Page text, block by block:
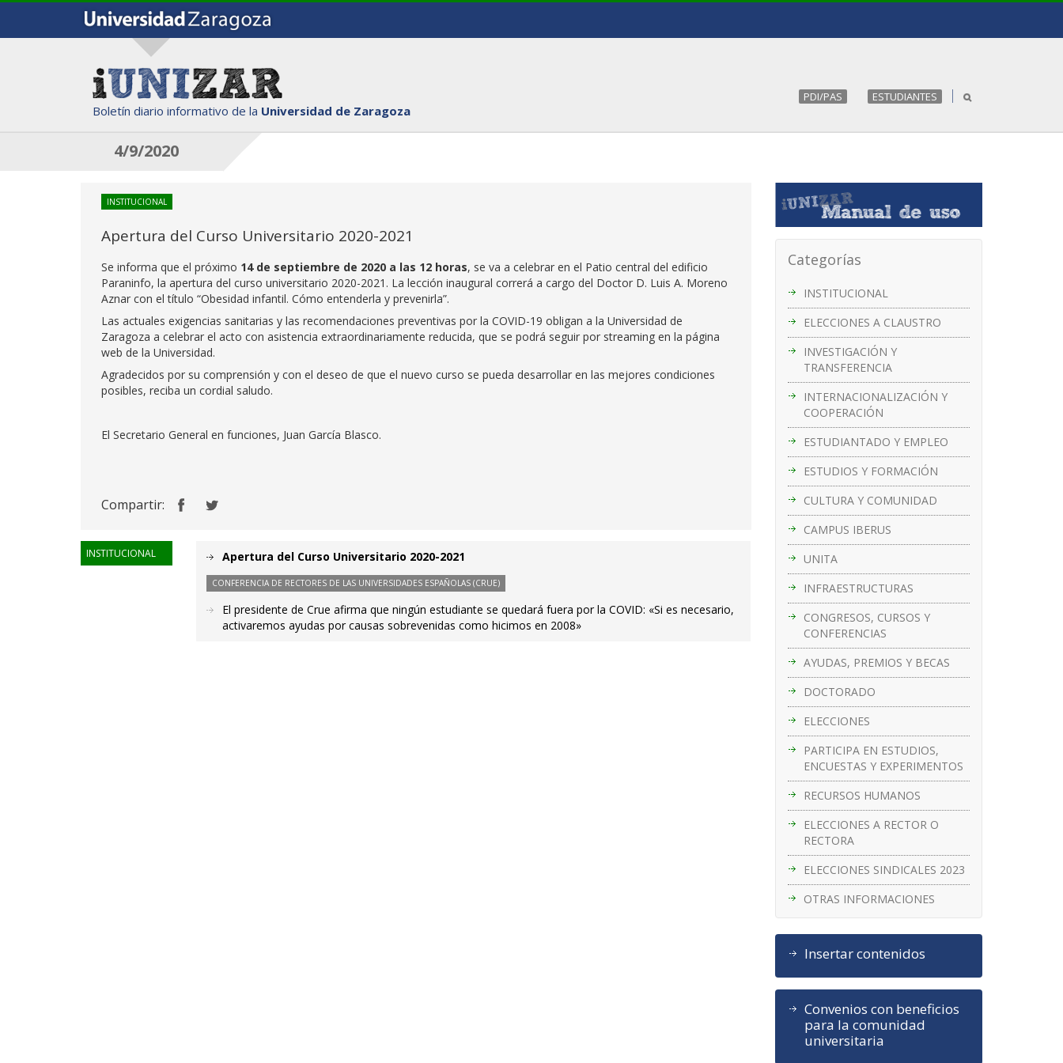
Boletín diario informativo de la Universidad de Zaragoza
PDI/PAS ESTUDIANTES
4/9/2020
Categorías
INSTITUCIONAL
ELECCIONES A CLAUSTRO
INVESTIGACIÓN Y
TRANSFERENCIA
INTERNACIONALIZACIÓN Y
COOPERACIÓN
ESTUDIANTADO Y EMPLEO
ESTUDIOS Y FORMACIÓN
CULTURA Y COMUNIDAD
CAMPUS IBERUS
UNITA
INFRAESTRUCTURAS
CONGRESOS, CURSOS Y
CONFERENCIAS
AYUDAS, PREMIOS Y BECAS
DOCTORADO
ELECCIONES
PARTICIPA EN ESTUDIOS,
ENCUESTAS Y EXPERIMENTOS
RECURSOS HUMANOS
ELECCIONES A RECTOR O
RECTORA
ELECCIONES SINDICALES 2023
OTRAS INFORMACIONES
Insertar contenidos
Convenios con beneficios
para la comunidad
universitaria
INSTITUCIONAL
Apertura del Curso Universitario 2020-2021
Se informa que el próximo 14 de septiembre de 2020 a las 12 horas, se va a celebrar en el Patio central del edificio
Paraninfo, la apertura del curso universitario 2020-2021. La lección inaugural correrá a cargo del Doctor D. Luis A. Moreno
Aznar con el título “Obesidad infantil. Cómo entenderla y prevenirla”.
Las actuales exigencias sanitarias y las recomendaciones preventivas por la COVID-19 obligan a la Universidad de
Zaragoza a celebrar el acto con asistencia extraordinariamente reducida, que se podrá seguir por streaming en la página
web de la Universidad.
Agradecidos por su comprensión y con el deseo de que el nuevo curso se pueda desarrollar en las mejores condiciones
posibles, reciba un cordial saludo.
El Secretario General en funciones, Juan García Blasco.
Compartir:
INSTITUCIONAL Apertura del Curso Universitario 2020-2021
CONFERENCIA DE RECTORES DE LAS UNIVERSIDADES ESPAÑOLAS (CRUE)
El presidente de Crue afirma que ningún estudiante se quedará fuera por la COVID: «Si es necesario,
activaremos ayudas por causas sobrevenidas como hicimos en 2008»